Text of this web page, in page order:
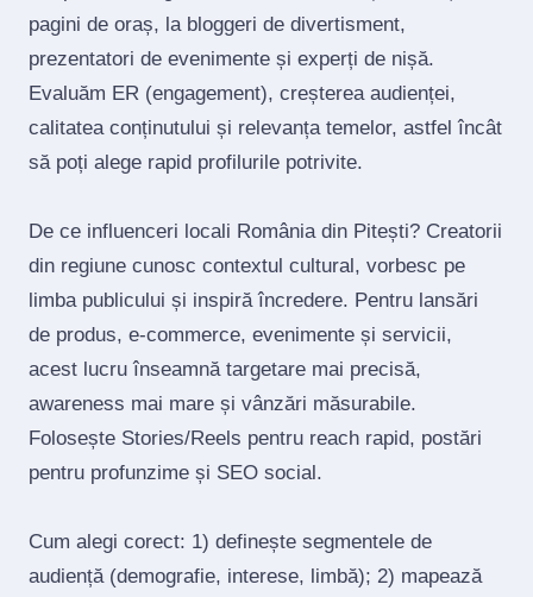
pagini de oraș, la bloggeri de divertisment,
prezentatori de evenimente și experți de nișă.
Evaluăm ER (engagement), creșterea audienței,
calitatea conținutului și relevanța temelor, astfel încât
să poți alege rapid profilurile potrivite.
De ce influenceri locali România din Pitești? Creatorii
din regiune cunosc contextul cultural, vorbesc pe
limba publicului și inspiră încredere. Pentru lansări
de produs, e‑commerce, evenimente și servicii,
acest lucru înseamnă targetare mai precisă,
awareness mai mare și vânzări măsurabile.
Folosește Stories/Reels pentru reach rapid, postări
pentru profunzime și SEO social.
Cum alegi corect: 1) definește segmentele de
audiență (demografie, interese, limbă); 2) mapează